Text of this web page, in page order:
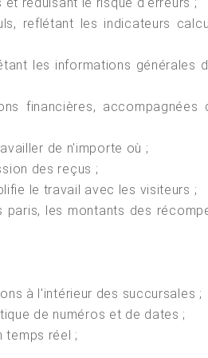
reflétant les indicateurs
les informations générales
financières, accompagnées
de n'importe où ;
des reçus ;
le travail avec les visiteurs ;
les montants des
à l'intérieur des succursales ;
de numéros et de dates ;
temps réel ;